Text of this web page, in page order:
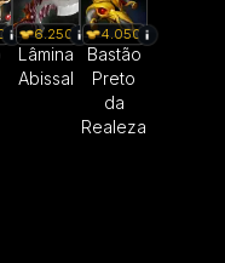
6.250
Lâmina
Abissal
4.050
Bastão
Preto
da
Realeza